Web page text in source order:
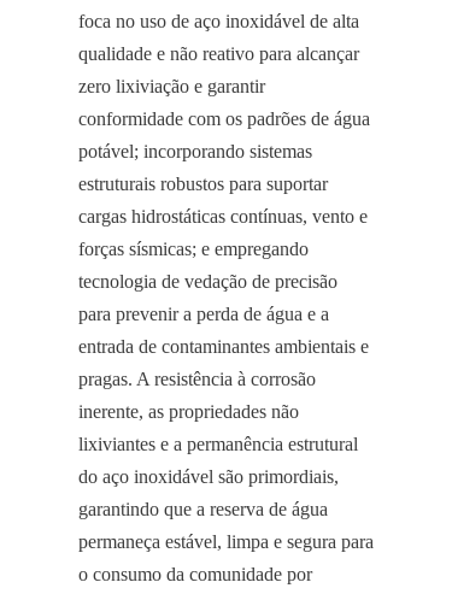
foca no uso de aço inoxidável de alta
qualidade e não reativo para alcançar
zero lixiviação e garantir
conformidade com os padrões de água
potável; incorporando sistemas
estruturais robustos para suportar
cargas hidrostáticas contínuas, vento e
forças sísmicas; e empregando
tecnologia de vedação de precisão
para prevenir a perda de água e a
entrada de contaminantes ambientais e
pragas. A resistência à corrosão
inerente, as propriedades não
lixiviantes e a permanência estrutural
do aço inoxidável são primordiais,
garantindo que a reserva de água
permaneça estável, limpa e segura para
o consumo da comunidade por